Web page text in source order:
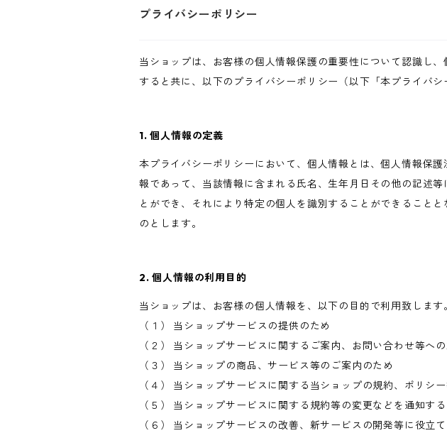
プライバシーポリシー
当ショップは、お客様の個人情報保護の重要性について認識し
すると共に、以下のプライバシーポリシー（以下「本プライバ
1. 個人情報の定義
本プライバシーポリシーにおいて、個人情報とは、個人情報保
報であって、当該情報に含まれる氏名、生年月日その他の記述
とができ、それにより特定の個人を識別することができること
のとします。
2. 個人情報の利用目的
当ショップは、お客様の個人情報を、以下の目的で利用致します。
（１） 当ショップサービスの提供のため
（２） 当ショップサービスに関するご案内、お問い合わせ等へ
（３） 当ショップの商品、サービス等のご案内のため
（４） 当ショップサービスに関する当ショップの規約、ポリ
（５） 当ショップサービスに関する規約等の変更などを通知す
（６） 当ショップサービスの改善、新サービスの開発等に役立